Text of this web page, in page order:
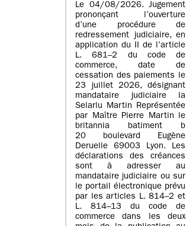
Le 04/08/2026. Jugement
prononçant l’ouverture
d’une procédure de
redressement judiciaire, en
application du II de l’article
L. 681–2 du code de
commerce, date de
cessation des paiements le
23 juillet 2026, désignant
mandataire judiciaire la
Selarlu Martin Représentée
par Maître Pierre Martin le
britannia batiment b
20 boulevard Eugène
Deruelle 69003 Lyon. Les
déclarations des créances
sont à adresser au
mandataire judiciaire ou sur
le portail électronique prévu
par les articles L. 814–2 et
L. 814–13 du code de
commerce dans les deux